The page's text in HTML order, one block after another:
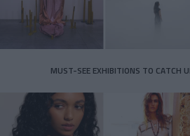
MUST-SEE EXHIBITIONS TO CATCH